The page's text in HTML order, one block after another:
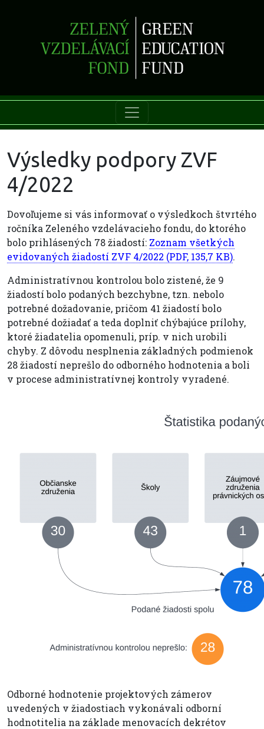
Výsledky podpory ZVF
4/2022
Dovoľujeme si vás informovať o výsledkoch štvrtého
ročníka Zeleného vzdelávacieho fondu, do ktorého
bolo prihlásených 78 žiadostí: Zoznam všetkých
evidovaných žiadostí ZVF 4/2022 (PDF, 135,7 KB).
Administratívnou kontrolou bolo zistené, že 9
žiadostí bolo podaných bezchybne, tzn. nebolo
potrebné dožadovanie, pričom 41 žiadostí bolo
potrebné dožiadať a teda doplniť chýbajúce prílohy,
ktoré žiadatelia opomenuli, príp. v nich urobili
chyby. Z dôvodu nesplnenia základných podmienok
28 žiadostí neprešlo do odborného hodnotenia a boli
v procese administratívnej kontroly vyradené.
Odborné hodnotenie projektových zámerov
uvedených v žiadostiach vykonávali odborní
hodnotitelia na základe menovacích dekrétov